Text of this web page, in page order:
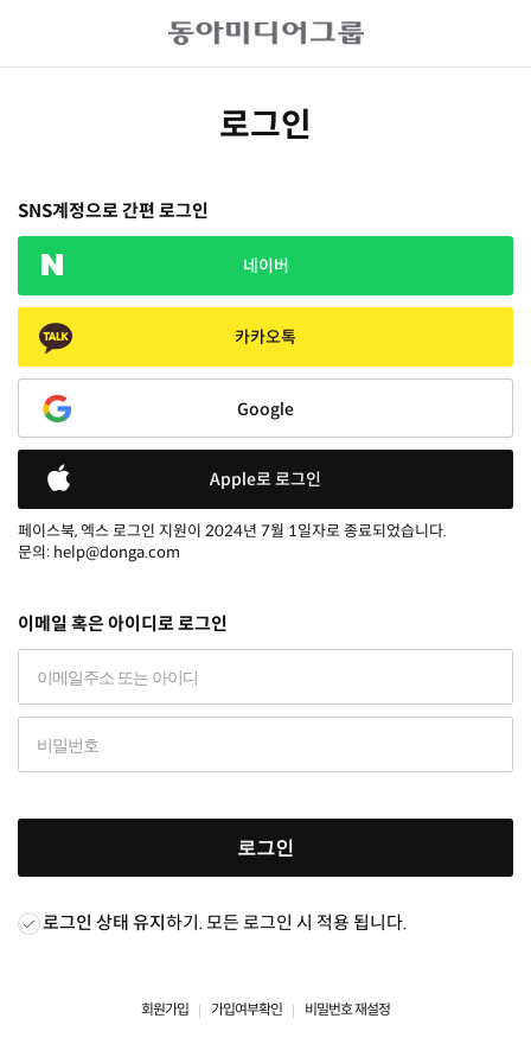
로그인
SNS계정으로 간편 로그인
네이버
카카오톡
Google
Apple로 로그인
페이스북, 엑스 로그인 지원이 2024년 7월 1일자로 종료되었습니다.
문의: help@donga.com
이메일 혹은 아이디로 로그인
로그인
로그인 상태 유지하기. 모든 로그인 시 적용 됩니다.
회원가입 가입여부확인 비밀번호 재설정